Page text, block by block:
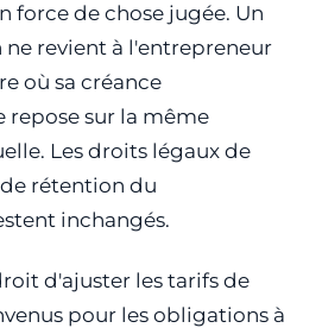
force de chose jugée. Un
revient à l'entrepreneur
où sa créance
repose sur la même
Les droits légaux de
rétention du
inchangés.
d'ajuster les tarifs de
pour les obligations à